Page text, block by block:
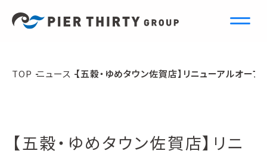
TOP ニュース 【五穀・ゆめタウン佐賀店】リニューアルオープ
【五穀・ゆめタウン佐賀店】リニ